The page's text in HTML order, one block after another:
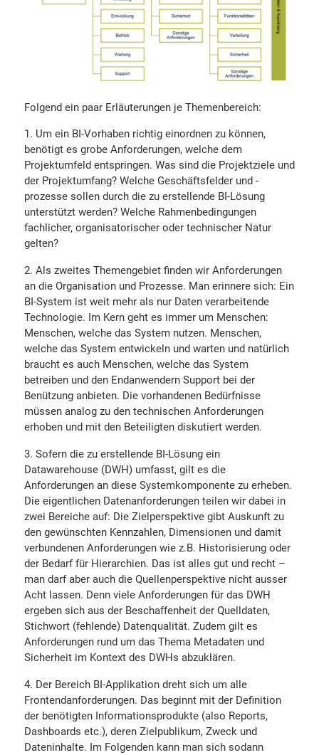
Folgend ein paar Erläuterungen je Themenbereich:
Um ein BI-Vorhaben richtig einordnen zu können,
benötigt es grobe Anforderungen, welche dem
Projektumfeld entspringen. Was sind die Projektziele und
der Projektumfang? Welche Geschäftsfelder und -
prozesse sollen durch die zu erstellende BI-Lösung
unterstützt werden? Welche Rahmenbedingungen
fachlicher, organisatorischer oder technischer Natur
gelten?
Als zweites Themengebiet finden wir Anforderungen
an die Organisation und Prozesse. Man erinnere sich: Ein
BI-System ist weit mehr als nur Daten verarbeitende
Technologie. Im Kern geht es immer um Menschen:
Menschen, welche das System nutzen. Menschen,
welche das System entwickeln und warten und natürlich
braucht es auch Menschen, welche das System
betreiben und den Endanwendern Support bei der
Benützung anbieten. Die vorhandenen Bedürfnisse
müssen analog zu den technischen Anforderungen
erhoben und mit den Beteiligten diskutiert werden.
Sofern die zu erstellende BI-Lösung ein
Datawarehouse (DWH) umfasst, gilt es die
Anforderungen an diese Systemkomponente zu erheben.
Die eigentlichen Datenanforderungen teilen wir dabei in
zwei Bereiche auf: Die Zielperspektive gibt Auskunft zu
den gewünschten Kennzahlen, Dimensionen und damit
verbundenen Anforderungen wie z.B. Historisierung oder
der Bedarf für Hierarchien. Das ist alles gut und recht –
man darf aber auch die Quellenperspektive nicht ausser
Acht lassen. Denn viele Anforderungen für das DWH
ergeben sich aus der Beschaffenheit der Quelldaten,
Stichwort (fehlende) Datenqualität. Zudem gilt es
Anforderungen rund um das Thema Metadaten und
Sicherheit im Kontext des DWHs abzuklären.
Der Bereich BI-Applikation dreht sich um alle
Frontendanforderungen. Das beginnt mit der Definition
der benötigten Informationsprodukte (also Reports,
Dashboards etc.), deren Zielpublikum, Zweck und
Dateninhalte. Im Folgenden kann man sich sodann